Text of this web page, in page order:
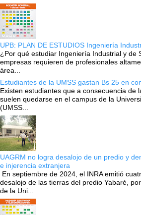
UPB: PLAN DE ESTUDIOS Ingeniería
¿Por qué estudiar Ingeniería Industrial y de
empresas requieren de profesionales
área...
Estudiantes de la UMSS gastan Bs 25 en
Existen estudiantes que a consecuencia de
suelen quedarse en el campus de la
(UMSS...
UAGRM no logra desalojo de un predio y
e injerencia extranjera
En septiembre de 2024, el INRA emitió
desalojo de las tierras del predio Yabaré,
de la Uni...